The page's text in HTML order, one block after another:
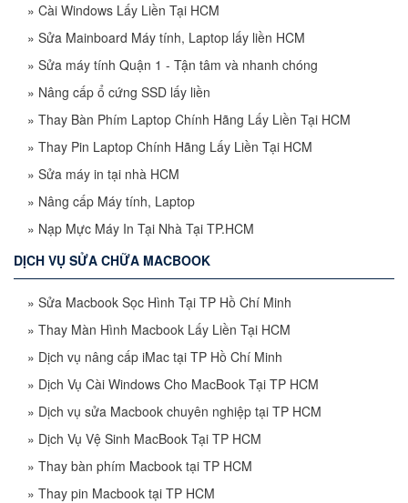
» Cài Windows Lấy Liền Tại HCM
» Sửa Mainboard Máy tính, Laptop lấy liền HCM
» Sửa máy tính Quận 1 - Tận tâm và nhanh chóng
» Nâng cấp ổ cứng SSD lấy liền
» Thay Bàn Phím Laptop Chính Hãng Lấy Liền Tại HCM
» Thay Pin Laptop Chính Hãng Lấy Liền Tại HCM
» Sửa máy in tại nhà HCM
» Nâng cấp Máy tính, Laptop
» Nạp Mực Máy In Tại Nhà Tại TP.HCM
DỊCH VỤ SỬA CHỮA MACBOOK
» Sửa Macbook Sọc Hình Tại TP Hồ Chí Minh
» Thay Màn Hình Macbook Lấy Liền Tại HCM
» Dịch vụ nâng cấp iMac tại TP Hồ Chí Minh
» Dịch Vụ Cài Windows Cho MacBook Tại TP HCM
» Dịch vụ sửa Macbook chuyên nghiệp tại TP HCM
» Dịch Vụ Vệ Sinh MacBook Tại TP HCM
» Thay bàn phím Macbook tại TP HCM
» Thay pin Macbook tại TP HCM